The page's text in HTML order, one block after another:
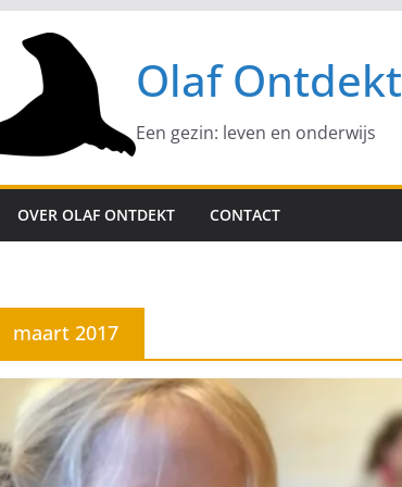
Olaf Ontdekt
Een gezin: leven en onderwijs
OVER OLAF ONTDEKT CONTACT
maart 2017